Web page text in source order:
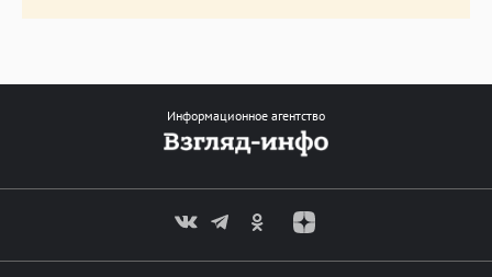
Информационное агентство